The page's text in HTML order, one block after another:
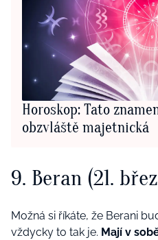
Horoskop: Tato
obzvláště majetnická
9. Beran (21.
Možná si říkáte, že Berani
vždycky to tak je. Mají v